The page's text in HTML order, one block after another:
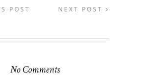
POST NEXT POST
No Comments